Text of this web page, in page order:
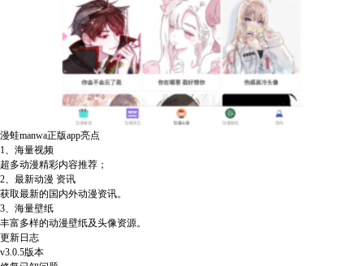
漫蛙manwa正版app亮点
1、海量视频
超多动漫精彩内容推荐；
2、最新动漫 资讯
获取最新的国内外动漫资讯。
3、海量壁纸
丰富多样的动漫壁纸及头像资源。
更新日志
v3.0.5版本